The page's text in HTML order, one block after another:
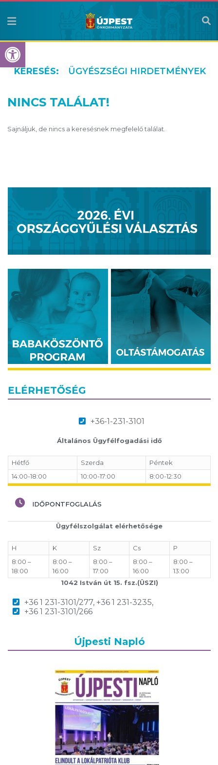
Eszköztár megnyitása
KERESÉS: ÜGYÉSZSÉGI HIRDETMÉNYEK
NINCS TALÁLAT!
Sajnáljuk, de nincs a keresésnek megfelelő találat.
ELÉRHETŐSÉG
+36-1-231-3101
Általános Ügyfélfogadási idő
Hétfő Szerda
Péntek
14:00-18:00
10:00-17:00 8:00-12:30
IDŐPONTFOGLALÁS
Ügyfélszolgálat elérhetősége
H K Sz Cs
P
8:00 –
18:00
8:00 –
16:00
8:00 –
17:00
8:00 –
16:00
8:00 –
13:00
1042 István út 15. fsz.(ÜSZI)
+36 1 231-3101/277, +36 1 231-3235,
+36 1 231-3101/266
Újpesti Napló